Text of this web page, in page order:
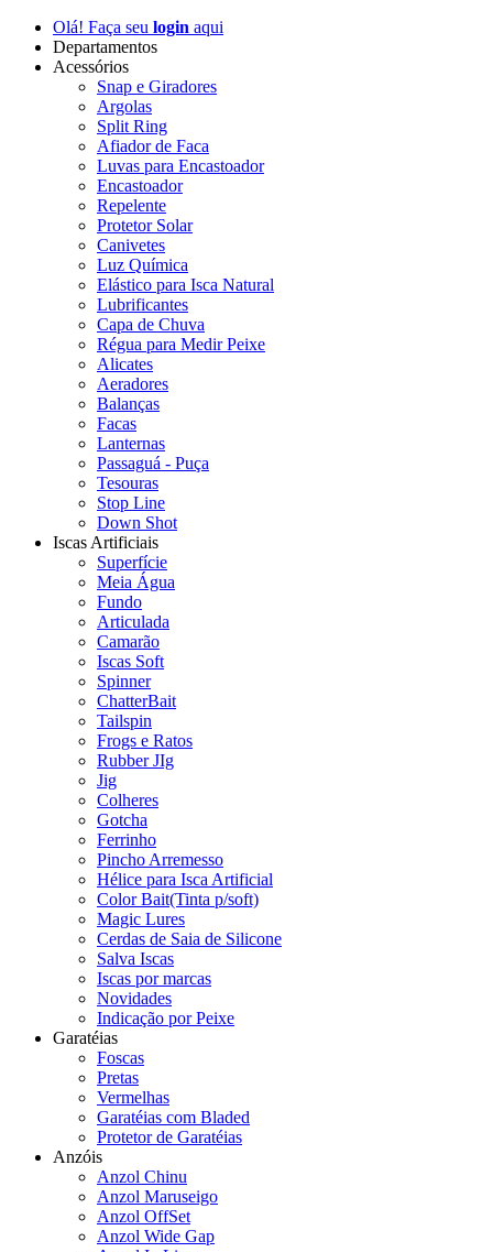
Olá! Faça seu login aqui
Departamentos
Acessórios
Snap e Giradores
Argolas
Split Ring
Afiador de Faca
Luvas para Encastoador
Encastoador
Repelente
Protetor Solar
Canivetes
Luz Química
Elástico para Isca Natural
Lubrificantes
Capa de Chuva
Régua para Medir Peixe
Alicates
Aeradores
Balanças
Facas
Lanternas
Passaguá - Puça
Tesouras
Stop Line
Down Shot
Iscas Artificiais
Superfície
Meia Água
Fundo
Articulada
Camarão
Iscas Soft
Spinner
ChatterBait
Tailspin
Frogs e Ratos
Rubber JIg
Jig
Colheres
Gotcha
Ferrinho
Pincho Arremesso
Hélice para Isca Artificial
Color Bait(Tinta p/soft)
Magic Lures
Cerdas de Saia de Silicone
Salva Iscas
Iscas por marcas
Novidades
Indicação por Peixe
Garatéias
Foscas
Pretas
Vermelhas
Garatéias com Bladed
Protetor de Garatéias
Anzóis
Anzol Chinu
Anzol Maruseigo
Anzol OffSet
Anzol Wide Gap